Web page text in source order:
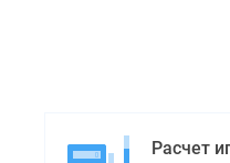
Расчет